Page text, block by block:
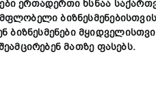
ერთადერთი ხსნაა
მფლობელი ბიზნესმენებისთვის
ბიზნესმენები
მათზე ფასებს.